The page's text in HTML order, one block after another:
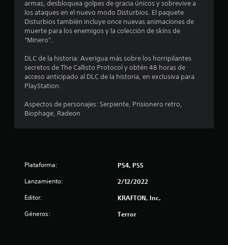
t
r
l
l
armas, desbloquea golpes de gracia únicos y sobrevive a
los ataques en el nuevo modo Disturbios. El paquete
Disturbios también incluye once nuevas animaciones de
muerte para los enemigos y la colección de skins de
“Minero”.
DLC de la historia: Averigua más sobre los horripilantes
secretos de The Callisto Protocol y obtén 48 horas de
acceso anticipado al DLC de la historia, en exclusiva para
PlayStation.
Aspectos de personajes: Serpiente, Prisionero retro,
Biophage, Radeon
Plataforma: PS4, PS5
Lanzamiento: 2/12/2022
Editor: KRAFTON, Inc.
Géneros: Terror